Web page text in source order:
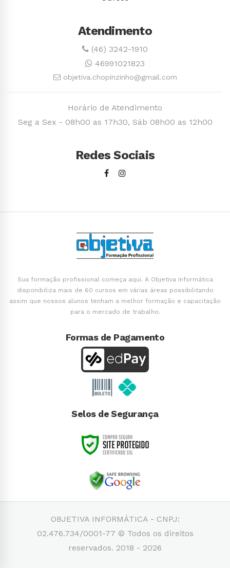
Atendimento
(46) 3242-1910
46991021823
objetiva.chopinzinho@gmail.com
Horário de Atendimento
Seg a Sex - 08h00 as 17h30, Sáb 08h00 as 12h00
Redes Sociais
Sua formação profissional começa aqui. A Objetiva Informática
disponibiliza mais de 60 cursos em várias áreas possibilitando
assim que nossos alunos tenham a melhor formação e capacitação
para o mercado de trabalho.
Formas de Pagamento
Selos de Segurança
OBJETIVA INFORMÁTICA - CNPJ:
02.476.734/0001-77 © Todos os direitos
reservados. 2018 - 2026